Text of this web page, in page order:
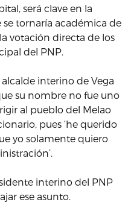
será clave en la
se tornaría académica de
votación directa de los
del PNP.
interino de Vega
su nombre no fue uno
al pueblo del Melao
pues ‘he querido
yo solamente quiero
interino del PNP
ese asunto.